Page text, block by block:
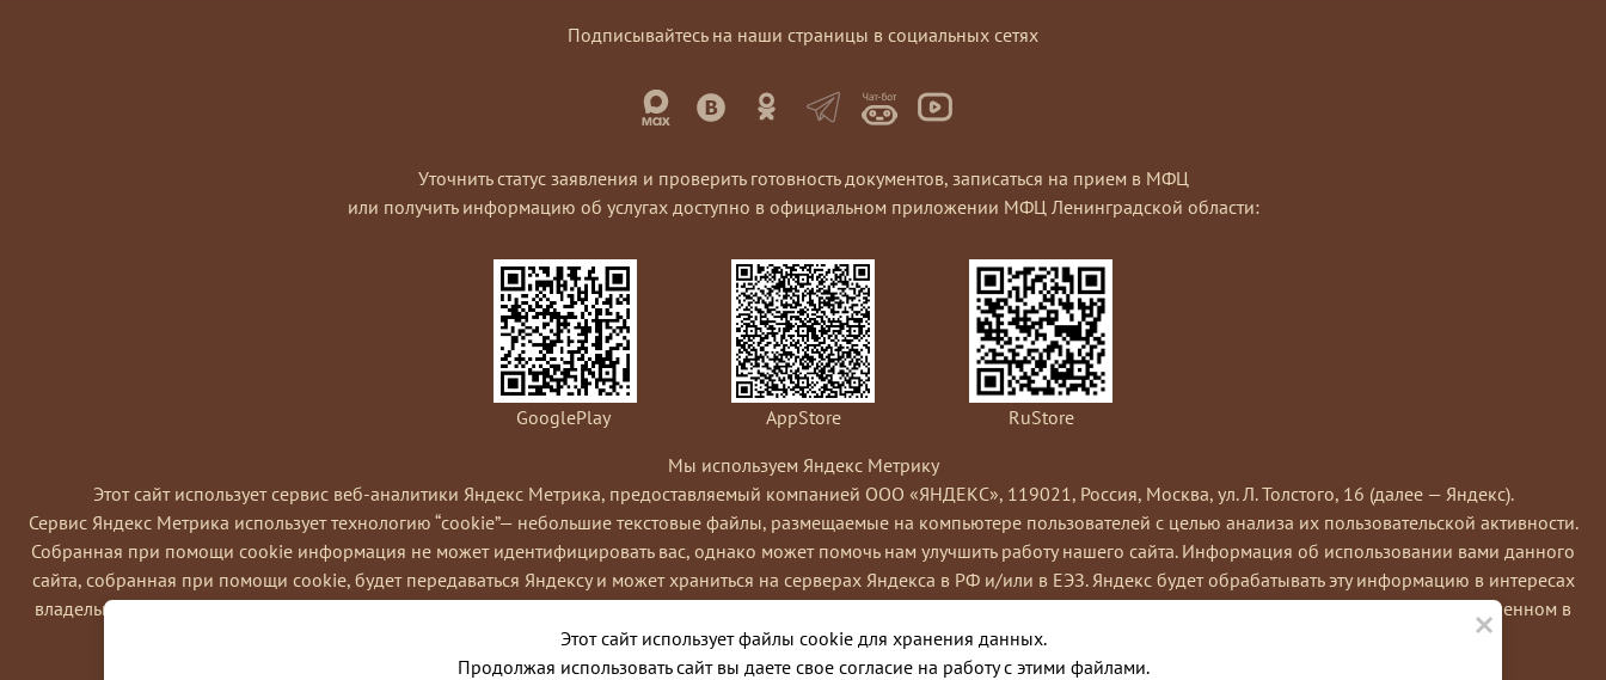
×
Этот сайт использует файлы cookie для хранения данных.
Продолжая использовать сайт вы даете свое согласие на работу с этими файлами.
Подписывайтесь на наши страницы в социальных сетях
Уточнить статус заявления и проверить готовность документов, записаться на прием в МФЦ
или получить информацию об услугах доступно в официальном приложении МФЦ Ленинградской области:
GooglePlay AppStore
RuStore
Мы используем Яндекс Метрику
Этот сайт использует сервис веб-аналитики Яндекс Метрика, предоставляемый компанией ООО «ЯНДЕКС», 119021, Россия, Москва, ул. Л. Толстого, 16 (далее — Яндекс).
Сервис Яндекс Метрика использует технологию “cookie”— небольшие текстовые файлы, размещаемые на компьютере пользователей с целью анализа их пользовательской активности.
Coбранная при помощи cookie информация не может идентифицировать вас, однако может помочь нам улучшить работу нашего сайта. Информация об использовании вами данного
сайта, собранная при помощи cookie, будет передаваться Яндексу и может храниться на серверах Яндекса в РФ и/или в ЕЭЗ. Яндекс будет обрабатывать эту информацию в интересах
владельца сайта, в частности, для оценки использования вами сайта, составления отчетов об активности на сайте. Яндекс обрабатывает эту информацию в порядке, установленном в
Условиях использования сервиса Яндекс Метрика.
Вы можете отказаться от использования cookies, выбрав соответствующие настройки в браузере. Также вы можете использовать инструмент —